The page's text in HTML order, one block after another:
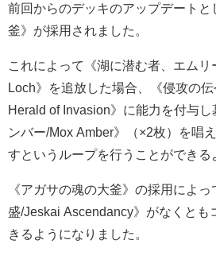
前回からのデッキのアップデートと
釜》が採用されました。
これによって《湖に潜む者、エムリ
Loch》を追放した場合、《侵攻の
Herald of Invasion》に能力を付与
ンバー/Mox Amber》（×2枚）を唱
すというループを行うことができる
《アガサの魂の大釜》の採用によっ
盛/Jeskai Ascendancy》がなくとも
きるようになりました。